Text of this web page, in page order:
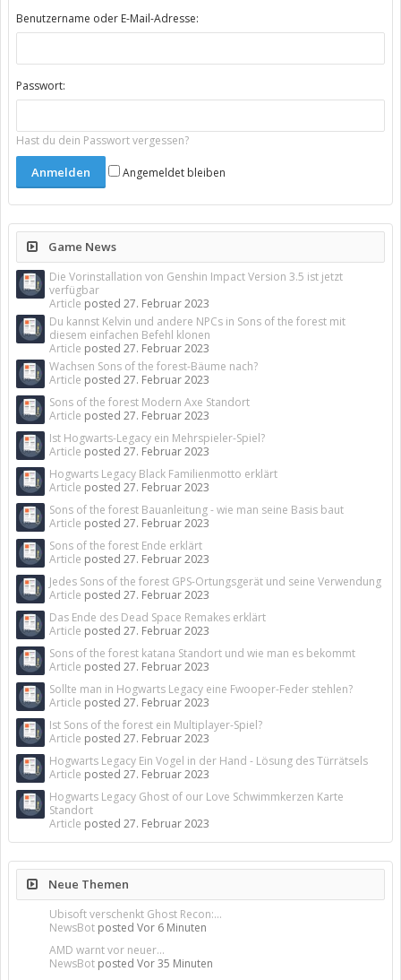
Benutzername oder E-Mail-Adresse:
Passwort:
Hast du dein Passwort vergessen?
Angemeldet bleiben
Game News
Die Vorinstallation von Genshin Impact Version 3.5 ist jetzt
verfügbar
Article posted 27. Februar 2023
Du kannst Kelvin und andere NPCs in Sons of the forest mit
diesem einfachen Befehl klonen
Article posted 27. Februar 2023
Wachsen Sons of the forest-Bäume nach?
Article posted 27. Februar 2023
Sons of the forest Modern Axe Standort
Article posted 27. Februar 2023
Ist Hogwarts-Legacy ein Mehrspieler-Spiel?
Article posted 27. Februar 2023
Hogwarts Legacy Black Familienmotto erklärt
Article posted 27. Februar 2023
Sons of the forest Bauanleitung - wie man seine Basis baut
Article posted 27. Februar 2023
Sons of the forest Ende erklärt
Article posted 27. Februar 2023
Jedes Sons of the forest GPS-Ortungsgerät und seine Verwendung
Article posted 27. Februar 2023
Das Ende des Dead Space Remakes erklärt
Article posted 27. Februar 2023
Sons of the forest katana Standort und wie man es bekommt
Article posted 27. Februar 2023
Sollte man in Hogwarts Legacy eine Fwooper-Feder stehlen?
Article posted 27. Februar 2023
Ist Sons of the forest ein Multiplayer-Spiel?
Article posted 27. Februar 2023
Hogwarts Legacy Ein Vogel in der Hand - Lösung des Türrätsels
Article posted 27. Februar 2023
Hogwarts Legacy Ghost of our Love Schwimmkerzen Karte
Standort
Article posted 27. Februar 2023
Neue Themen
Ubisoft verschenkt Ghost Recon:...
NewsBot posted Vor 6 Minuten
AMD warnt vor neuer...
NewsBot posted Vor 35 Minuten